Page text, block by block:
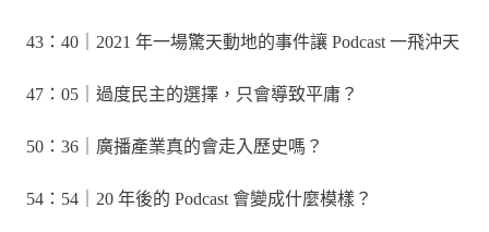
43：40｜2021 年一場驚天動地的事件讓 Podcast 一飛沖天
47：05｜過度民主的選擇，只會導致平庸？
50：36｜廣播產業真的會走入歷史嗎？
54：54｜20 年後的 Podcast 會變成什麼模樣？